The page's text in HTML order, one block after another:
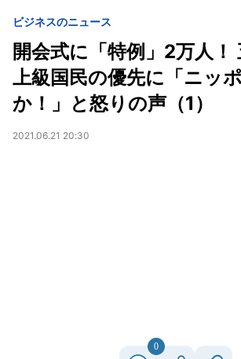
ビジネスのニュース
開会式に「特例」2万人！
上級国民の優先に「ニッ
か！」と怒りの声（1）
2021.06.21 20:30
0